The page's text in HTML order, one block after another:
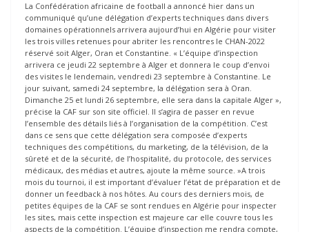
La Confédération africaine de football a annoncé hier dans un
communiqué qu’une délégation d’experts techniques dans divers
domaines opérationnels arrivera aujourd’hui en Algérie pour visiter
les trois villes retenues pour abriter les rencontres le CHAN-2022
réservé soit Alger, Oran et Constantine. « L’équipe d’inspection
arrivera ce jeudi 22 septembre à Alger et donnera le coup d’envoi
des visites le lendemain, vendredi 23 septembre à Constantine. Le
jour suivant, samedi 24 septembre, la délégation sera à Oran.
Dimanche 25 et lundi 26 septembre, elle sera dans la capitale Alger »,
précise la CAF sur son site officiel. Il s’agira de passer en revue
l’ensemble des détails liés à l’organisation de la compétition. C’est
dans ce sens que cette délégation sera composée d’experts
techniques des compétitions, du marketing, de la télévision, de la
sûreté et de la sécurité, de l’hospitalité, du protocole, des services
médicaux, des médias et autres, ajoute la même source. »A trois
mois du tournoi, il est important d’évaluer l’état de préparation et de
donner un feedback à nos hôtes. Au cours des derniers mois, de
petites équipes de la CAF se sont rendues en Algérie pour inspecter
les sites, mais cette inspection est majeure car elle couvre tous les
aspects de la compétition. L’équipe d’inspection me rendra compte,